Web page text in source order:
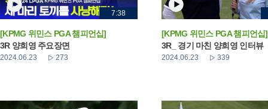
7:38
[KPMG 위민스 PGA 챔피언십]
3R 양희영 주요장면
2024.06.23 273
[KPMG 위민스 PGA 챔피언십]
3R_ 경기 마친 양희영 인터뷰
2024.06.23 339